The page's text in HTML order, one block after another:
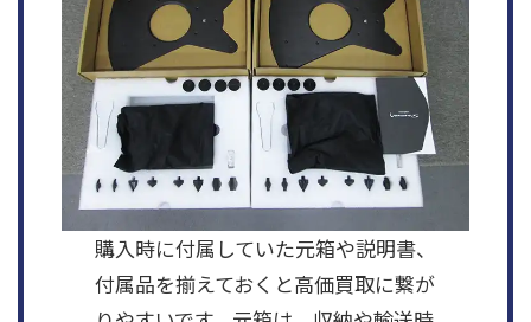
購入時に付属していた元箱や説明書、
付属品を揃えておくと高価買取に繋が